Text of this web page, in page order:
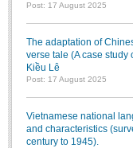
Post: 17 August 2025
The adaptation of
verse tale (A case study
Kiều Lê
Post: 17 August 2025
Vietnamese national
and characteristics
century to 1945).